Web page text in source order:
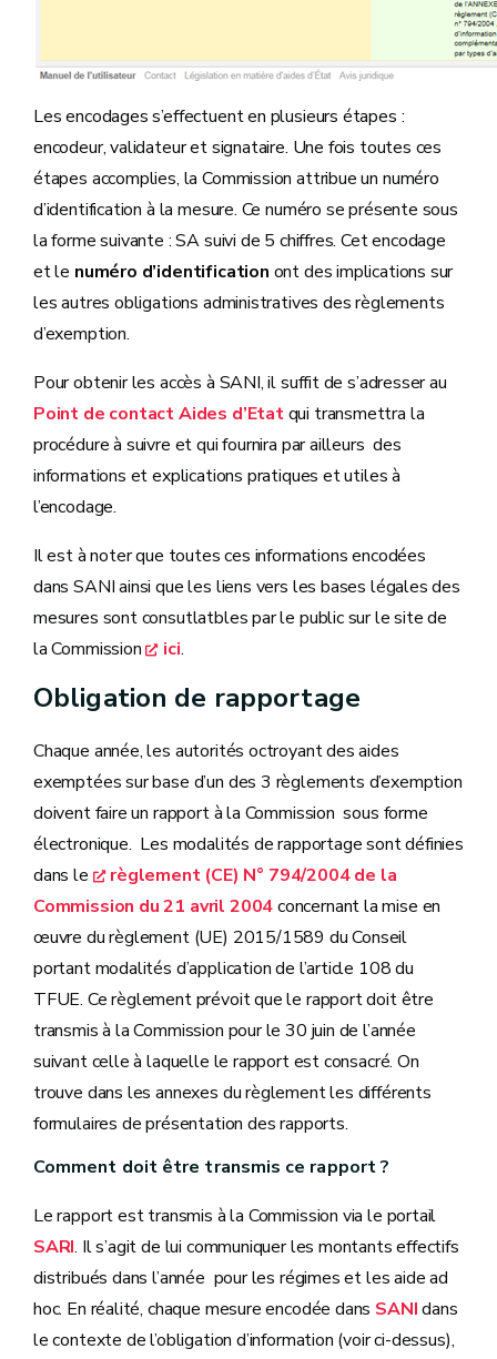
Les encodages s’effectuent en plusieurs étapes :
encodeur, validateur et signataire. Une fois toutes ces
étapes accomplies, la Commission attribue un numéro
d’identification à la mesure. Ce numéro se présente sous
la forme suivante : SA suivi de 5 chiffres. Cet encodage
et le numéro d’identification ont des implications sur
les autres obligations administratives des règlements
d’exemption.
Pour obtenir les accès à SANI, il suffit de s’adresser au
Point de contact Aides d’Etatqui transmettra la
procédure à suivre et qui fournira par ailleurs des
informations et explications pratiques et utiles à
l’encodage.
Il est à noter que toutes ces informations encodées
dans SANI ainsi que les liens vers les bases légales des
mesures sont consutlatbles par le public sur le site de
la Commission
ici.
Obligation de rapportage
Chaque année, les autorités octroyant des aides
exemptées sur base d’un des 3 règlements d’exemption
doivent faire un rapport à la Commission sous forme
électronique. Les modalités de rapportage sont définies
dans le
règlement (CE) N° 794/2004 de la
Commission du 21 avril 2004concernant la mise en
œuvre du règlement (UE) 2015/1589 du Conseil
portant modalités d’application de l’article 108 du
TFUE. Ce règlement prévoit que le rapport doit être
transmis à la Commission pour le 30 juin de l’année
suivant celle à laquelle le rapport est consacré. On
trouve dans les annexes du règlement les différents
formulaires de présentation des rapports.
Comment doit être transmis ce rapport ?
Le rapport est transmis à la Commission via le portail
SARI. Il s’agit de lui communiquer les montants effectifs
distribués dans l’année pour les régimes et les aide ad
hoc. En réalité, chaque mesure encodée dans SANIdans
le contexte de l’obligation d’information (voir ci-dessus),